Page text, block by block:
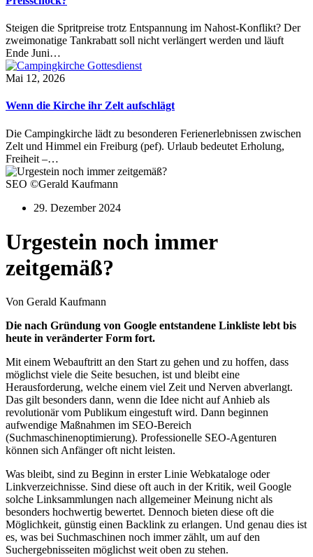
Steigen die Spritpreise trotz Entspannung im Nahost-Konflikt? Der
zweimonatige Tankrabatt soll nicht verlängert werden und läuft
Ende Juni…
Mai 12, 2026
Wenn die Kirche ihr Zelt aufschlägt
Die Campingkirche lädt zu besonderen Ferienerlebnissen zwischen
Zelt und Himmel ein Freiburg (pef). Urlaub bedeutet Erholung,
Freiheit –…
SEO ©Gerald Kaufmann
29. Dezember 2024
Urgestein noch immer
zeitgemäß?
Von Gerald Kaufmann
Die nach Gründung von Google entstandene Linkliste lebt bis
heute in veränderter Form fort.
Mit einem Webauftritt an den Start zu gehen und zu hoffen, dass
möglichst viele die Seite besuchen, ist und bleibt eine
Herausforderung, welche einem viel Zeit und Nerven abverlangt.
Das gilt besonders dann, wenn die Idee nicht auf Anhieb als
revolutionär vom Publikum eingestuft wird. Dann beginnen
aufwendige Maßnahmen im SEO-Bereich
(Suchmaschinenoptimierung). Professionelle SEO-Agenturen
können sich Anfänger oft nicht leisten.
Was bleibt, sind zu Beginn in erster Linie Webkataloge oder
Linkverzeichnisse. Sind diese oft auch in der Kritik, weil Google
solche Linksammlungen nach allgemeiner Meinung nicht als
besonders hochwertig bewertet. Dennoch bieten diese oft die
Möglichkeit, günstig einen Backlink zu erlangen. Und genau dies ist
es, was bei Suchmaschinen noch immer zählt, um auf den
Suchergebnisseiten möglichst weit oben zu stehen.